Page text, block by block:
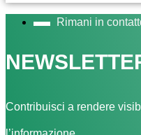
Rimani in
Contribuisci a rendere